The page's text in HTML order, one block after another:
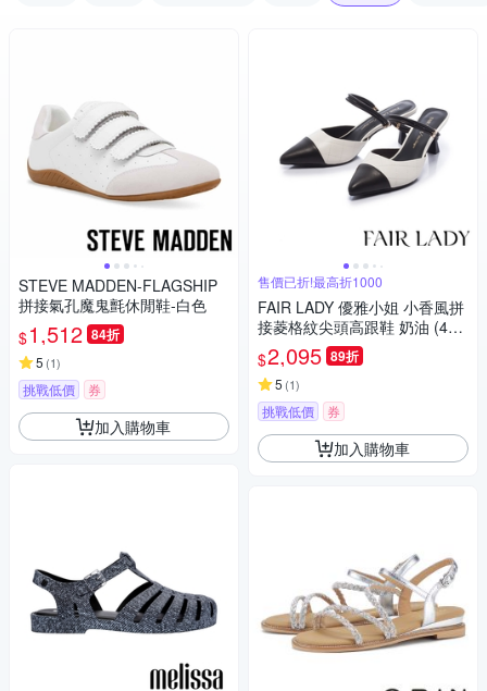
STEVE MADDEN-FLAGSHIP
拼接氣孔魔鬼氈休閒鞋-白色
$1,512 84折
5 (1)
挑戰低價 券
加入購物車
售價已折!最高折1000
FAIR LADY 優雅小姐 小香風拼
接菱格紋尖頭高跟鞋 奶油 (4M
2874)
$2,095 89折
5 (1)
挑戰低價 券
加入購物車